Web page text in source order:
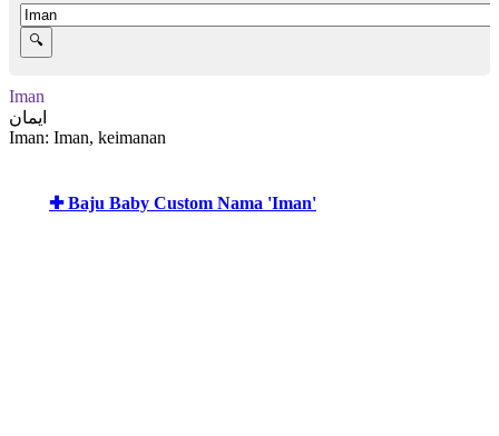
Iman
ايمان
Iman: Iman, keimanan
✚ Baju Baby Custom Nama 'Iman'